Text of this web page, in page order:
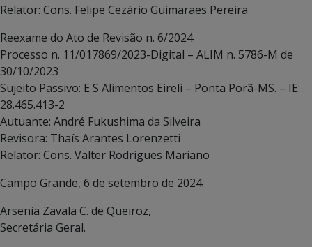
Relator: Cons. Felipe Cezário Guimaraes Pereira
Reexame do Ato de Revisão n. 6/2024
Processo n. 11/017869/2023-Digital – ALIM n. 5786-M de
30/10/2023
Sujeito Passivo: E S Alimentos Eireli – Ponta Porã-MS. – IE:
28.465.413-2
Autuante: André Fukushima da Silveira
Revisora: Thaís Arantes Lorenzetti
Relator: Cons. Valter Rodrigues Mariano
Campo Grande, 6 de setembro de 2024.
Arsenia Zavala C. de Queiroz,
Secretária Geral.